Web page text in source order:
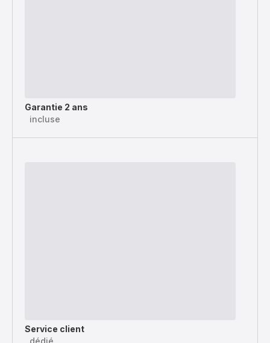
Garantie 2 ans
incluse
Service client
dédié